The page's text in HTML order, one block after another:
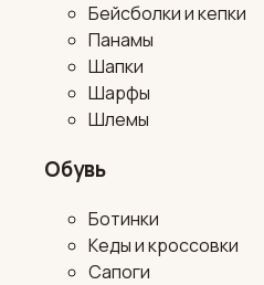
Бейсболки и кепки
Панамы
Шапки
Шарфы
Шлемы
Обувь
Ботинки
Кеды и кроссовки
Сапоги